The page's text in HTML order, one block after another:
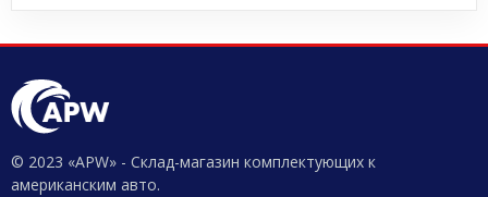
© 2023 «APW» - Склад-магазин комплектующих к
американским авто.